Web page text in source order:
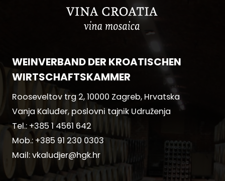
WEINVERBAND DER KROATISCHEN
WIRTSCHAFTSKAMMER
Rooseveltov trg 2, 10000 Zagreb, Hrvatska
Vanja Kaluđer, poslovni tajnik Udruženja
Tel.: +385 1 4561 642
Mob.: +385 91 230 0303
Mail:vkaludjer@hgk.hr